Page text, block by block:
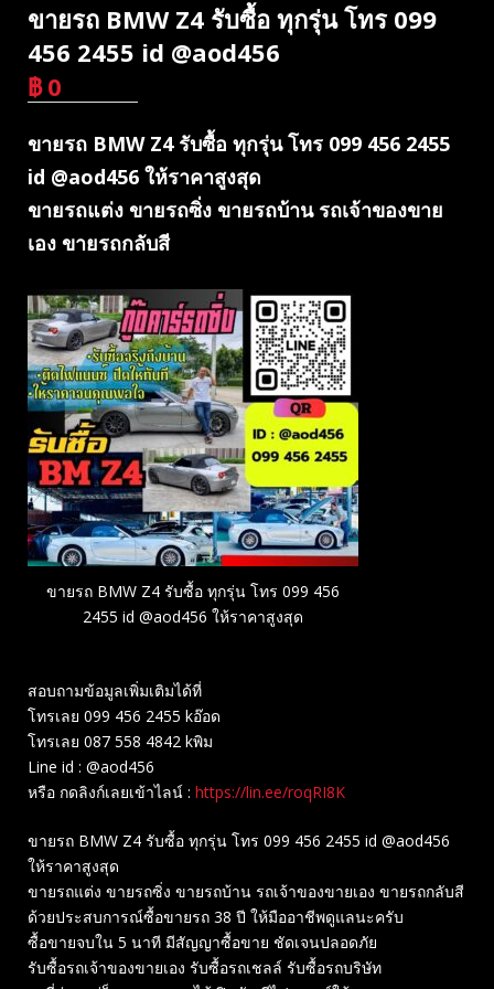
ขายรถ BMW Z4 รับซื้อ ทุกรุ่น โทร 099
456 2455 id @aod456
฿ 0
ขายรถ BMW Z4 รับซื้อ ทุกรุ่น โทร 099 456 2455
id @aod456 ให้ราคาสูงสุด
ขายรถแต่ง ขายรถซิ่ง ขายรถบ้าน รถเจ้าของขาย
เอง ขายรถกลับสี
ขายรถ BMW Z4 รับซื้อ ทุกรุ่น โทร 099 456
2455 id @aod456 ให้ราคาสูงสุด
สอบถามข้อมูลเพิ่มเติมได้ที่
โทรเลย 099 456 2455 kอ๊อด
โทรเลย 087 558 4842 kพิม
Line id : @aod456
หรือ กดลิงก์เลยเข้าไลน์ : https://lin.ee/roqRI8K
ขายรถ BMW Z4 รับซื้อ ทุกรุ่น โทร 099 456 2455 id @aod456
ให้ราคาสูงสุด
ขายรถแต่ง ขายรถซิ่ง ขายรถบ้าน รถเจ้าของขายเอง ขายรถกลับสี
ด้วยประสบการณ์ซื้อขายรถ 38 ปี ให้มืออาชีพดูแลนะครับ
ซื้อขายจบใน 5 นาที มีสัญญาซื้อขาย ชัดเจนปลอดภัย
รับซื้อรถเจ้าของขายเอง รับซื้อรถเชลล์ รับซื้อรถบริษัท